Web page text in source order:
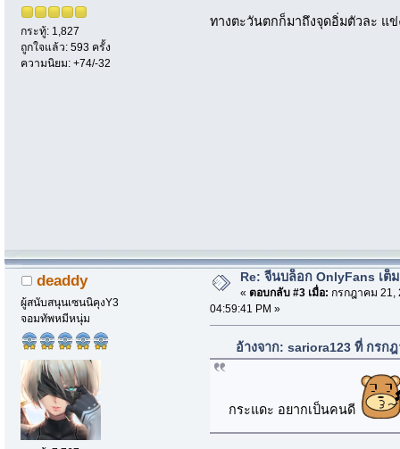
กระทู้: 1,827
ถูกใจแล้ว: 593 ครั้ง
ความนิยม: +74/-32
ทางตะวันตกก็มาถึงจุดอิ่มตัวละ แ
deaddy
ผู้สนับสนุนเซนนิคุงY3
จอมทัพหมีหนุ่ม
Re: จีนบล็อก OnlyFans เต็
« ตอบกลับ #3 เมื่อ: กรกฎาคม 21,
04:59:41 PM »
อ้างจาก: sariora123 ที่ กรก
กระแดะ อยากเป็นคนดี